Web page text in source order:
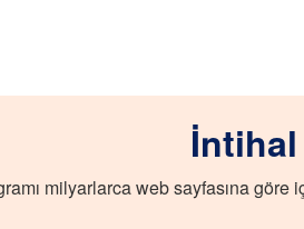
İntihal
milyarlarca web sayfasına